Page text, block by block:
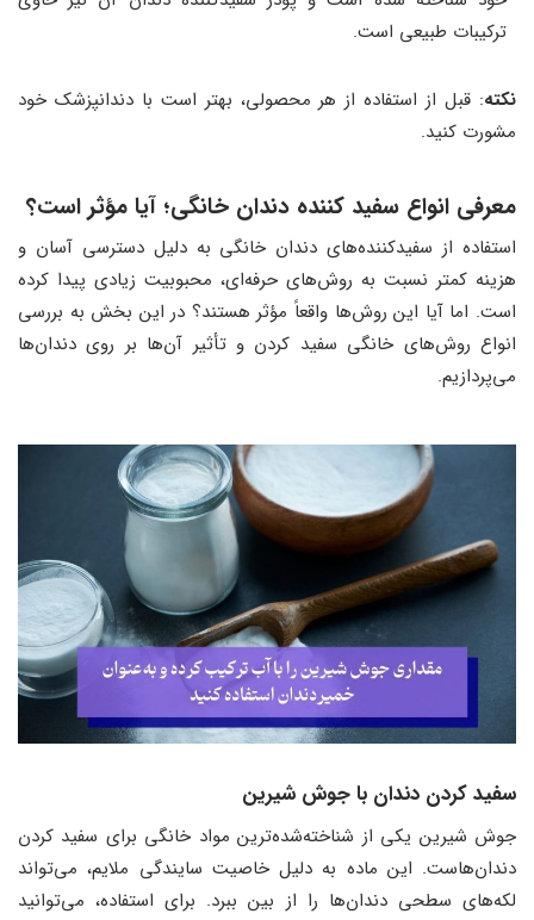
ترکیبات طبیعی است.
نکته: قبل از استفاده از هر محصولی، بهتر است با دندانپزشک خود
مشورت کنید.
معرفی انواع سفید کننده دندان خانگی؛ آیا مؤثر است؟
استفاده از سفیدکننده‌های دندان خانگی به دلیل دسترسی آسان و
هزینه کمتر نسبت به روش‌های حرفه‌ای، محبوبیت زیادی پیدا کرده
است. اما آیا این روش‌ها واقعاً مؤثر هستند؟ در این بخش به بررسی
انواع روش‌های خانگی سفید کردن و تأثیر آن‌ها بر روی دندان‌ها
می‌پردازیم.
سفید کردن دندان با جوش شیرین
جوش شیرین یکی از شناخته‌شده‌ترین مواد خانگی برای سفید کردن
دندان‌هاست. این ماده به دلیل خاصیت سایندگی ملایم، می‌تواند
لکه‌های سطحی دندان‌ها را از بین ببرد. برای استفاده، می‌توانید